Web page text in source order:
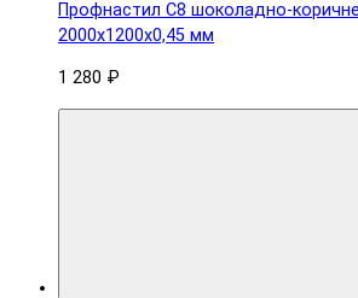
Профнастил С8 шоколадно-
2000х1200х0,45 мм
1 280 ₽